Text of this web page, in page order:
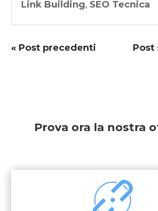
Link Building, SEO Tecnica
« Post precedenti Post
Prova ora la nostra